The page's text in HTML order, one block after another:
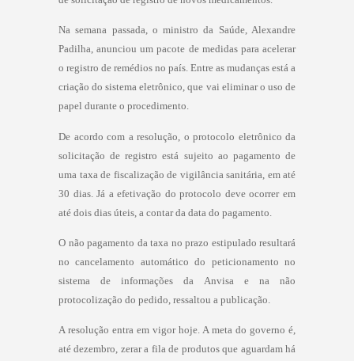
Na semana passada, o ministro da Saúde, Alexandre
Padilha, anunciou um pacote de medidas para acelerar
o registro de remédios no país. Entre as mudanças está a
criação do sistema eletrônico, que vai eliminar o uso de
papel durante o procedimento.
De acordo com a resolução, o protocolo eletrônico da
solicitação de registro está sujeito ao pagamento de
uma taxa de fiscalização de vigilância sanitária, em até
30 dias. Já a efetivação do protocolo deve ocorrer em
até dois dias úteis, a contar da data do pagamento.
O não pagamento da taxa no prazo estipulado resultará
no cancelamento automático do peticionamento no
sistema de informações da Anvisa e na não
protocolização do pedido, ressaltou a publicação.
A resolução entra em vigor hoje. A meta do governo é,
até dezembro, zerar a fila de produtos que aguardam há